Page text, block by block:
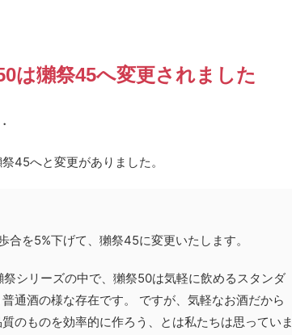
は獺祭45へ変更されました
45へと変更がありました。
を5%下げて、獺祭45に変更いたします。
シリーズの中で、獺祭50は気軽に飲めるスタンダ
通酒の様な存在です。 ですが、気軽なお酒だから
のものを効率的に作ろう、とは私たちは思っていま